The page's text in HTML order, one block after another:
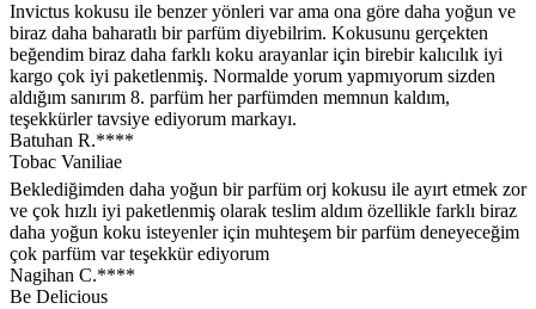
Invictus kokusu ile benzer yönleri var ama ona göre daha yoğun ve
biraz daha baharatlı bir parfüm diyebilrim. Kokusunu gerçekten
beğendim biraz daha farklı koku arayanlar için birebir kalıcılık iyi
kargo çok iyi paketlenmiş. Normalde yorum yapmıyorum sizden
aldığım sanırım 8. parfüm her parfümden memnun kaldım,
teşekkürler tavsiye ediyorum markayı.
Batuhan R.****
Tobac Vaniliae
Beklediğimden daha yoğun bir parfüm orj kokusu ile ayırt etmek zor
ve çok hızlı iyi paketlenmiş olarak teslim aldım özellikle farklı biraz
daha yoğun koku isteyenler için muhteşem bir parfüm deneyeceğim
çok parfüm var teşekkür ediyorum
Nagihan C.****
Be Delicious